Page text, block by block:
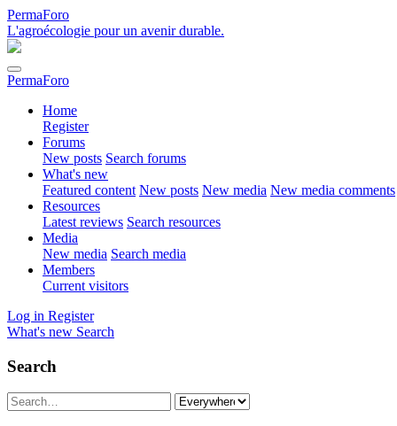
PermaForo
L'agroécologie pour un avenir durable.
PermaForo
Home
Register
Forums
New posts Search forums
What's new
Featured content New posts New media New media comments
Resources
Latest reviews Search resources
Media
New media Search media
Members
Current visitors
Log in Register
What's new Search
Search